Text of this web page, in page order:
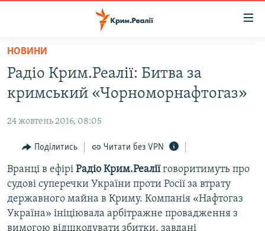
Перейти
основного
матеріалу
Перейти
до
навігації
Перейти
до
пошуку
ВОДА.КРИМ
ВІДЕО ТА ФОТО
ПОЛІТИКА
БЛОГИ
ПОГЛЯД
ІНТЕРВ'Ю
ВСЕ ЗА ДЕНЬ
НОВИНИ
Радіо Крим.Реалії: Битва за
кримський «Чорноморнафтогаз»
24 жовтень 2016, 08:05
Поділитись Читати без VPN
Вранці в ефірі Радіо Крим.Реаліїговоритимуть про
судові суперечки України проти Росії за втрату
державного майна в Криму. Компанія «Нафтогаз
Україна» ініціювала арбітражне провадження з
вимогою відшкодувати збитки, завдані